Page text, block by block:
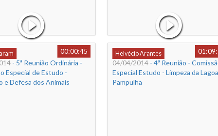
00:00:45
- 5ª Reunião Ordinária -
Especial de Estudo -
e Defesa dos Animais
Helvécio Arantes
04/04/2014- 4ª Reunião -
Especial Estudo - Limpeza da
Pampulha